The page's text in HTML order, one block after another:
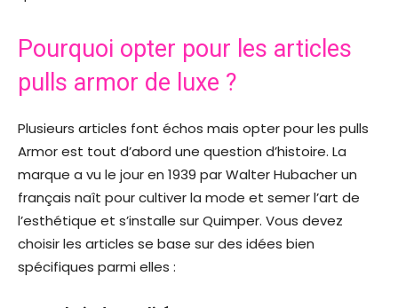
Pourquoi opter pour les articles
pulls armor de luxe ?
Plusieurs articles font échos mais opter pour les pulls
Armor est tout d’abord une question d’histoire. La
marque a vu le jour en 1939 par Walter Hubacher un
français naît pour cultiver la mode et semer l’art de
l’esthétique et s’installe sur Quimper. Vous devez
choisir les articles se base sur des idées bien
spécifiques parmi elles :